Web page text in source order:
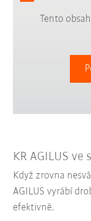
Tento
KR AGILUS ve
Když zrovna
AGILUS vyrábí
efektivně.